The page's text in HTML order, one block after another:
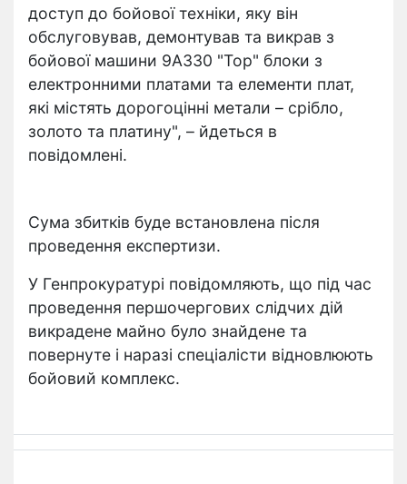
доступ до бойової техніки, яку він
обслуговував, демонтував та викрав з
бойової машини 9А330 "Тор" блоки з
електронними платами та елементи плат,
які містять дорогоцінні метали – срібло,
золото та платину", – йдеться в
повідомлені.
Сума збитків буде встановлена після
проведення експертизи.
У Генпрокуратурі повідомляють, що під час
проведення першочергових слідчих дій
викрадене майно було знайдене та
повернуте і наразі спеціалісти відновлюють
бойовий комплекс.